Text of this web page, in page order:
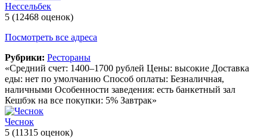
Нессельбек
5 (12468 оценок)
Посмотреть все адреса
Рубрики: Рестораны
«Средний счет: 1400–1700 рублей Цены: высокие Доставка
еды: нет по умолчанию Способ оплаты: Безналичная,
наличными Особенности заведения: есть банкетный зал
Кешбэк на все покупки: 5% Завтрак»
Чеснок
5 (11315 оценок)